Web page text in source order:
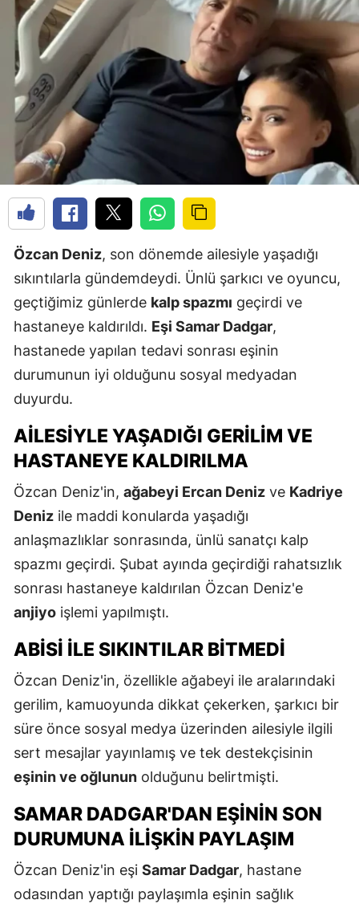
Özcan Deniz, son dönemde ailesiyle yaşadığı
sıkıntılarla gündemdeydi. Ünlü şarkıcı ve oyuncu,
geçtiğimiz günlerde kalp spazmı geçirdi ve
hastaneye kaldırıldı. Eşi Samar Dadgar,
hastanede yapılan tedavi sonrası eşinin
durumunun iyi olduğunu sosyal medyadan
duyurdu.
AILESIYLE YAŞADIĞI GERILIM VE
HASTANEYE KALDIRILMA
Özcan Deniz'in, ağabeyi Ercan Deniz ve Kadriye
Deniz ile maddi konularda yaşadığı
anlaşmazlıklar sonrasında, ünlü sanatçı kalp
spazmı geçirdi. Şubat ayında geçirdiği rahatsızlık
sonrası hastaneye kaldırılan Özcan Deniz'e
anjiyo işlemi yapılmıştı.
ABISI ILE SIKINTILAR BITMEDI
Özcan Deniz'in, özellikle ağabeyi ile aralarındaki
gerilim, kamuoyunda dikkat çekerken, şarkıcı bir
süre önce sosyal medya üzerinden ailesiyle ilgili
sert mesajlar yayınlamış ve tek destekçisinin
eşinin ve oğlunun olduğunu belirtmişti.
SAMAR DADGAR'DAN EŞININ SON
DURUMUNA İLIŞKIN PAYLAŞIM
Özcan Deniz'in eşi Samar Dadgar, hastane
odasından yaptığı paylaşımla eşinin sağlık